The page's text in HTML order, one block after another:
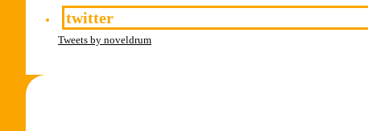
twitter
Tweets by noveldrum